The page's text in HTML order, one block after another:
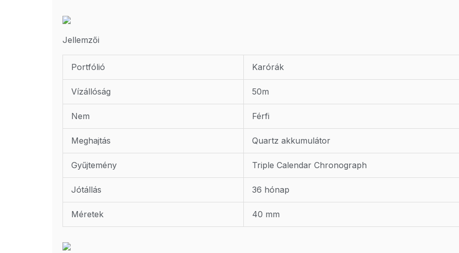
Jellemzői
Portfólió Karórák
Vízállóság 50m
Nem Férfi
Meghajtás Quartz akkumulátor
Gyűjtemény Triple Calendar Chronograph
Jótállás 36 hónap
Méretek 40 mm